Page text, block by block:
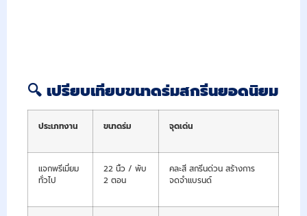
🔍เปรียบเทียบขนาดร่มสกรีนยอดนิยม
ประเภทงาน ขนาดร่ม จุดเด่น
แจกพรีเมี่ยม
ทั่วไป
22 นิ้ว / พับ
2 ตอน
คละสี สกรีนด่วน สร้างการ
จดจำแบรนด์